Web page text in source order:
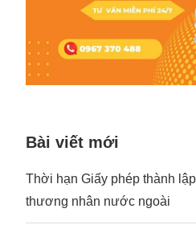
Bài viết mới
Thời hạn Giấy phép thành
thương nhân nước ngoài